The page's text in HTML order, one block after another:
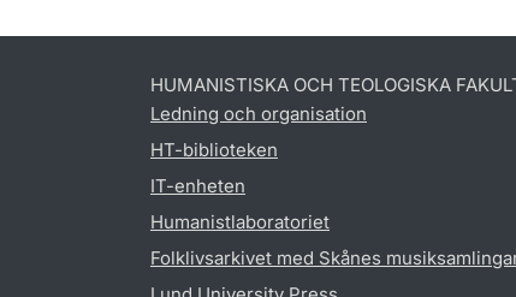
HUMANISTISKA OCH TEOLOGISKA
Ledning och organisation
HT-biblioteken
IT-enheten
Humanistlaboratoriet
Folklivsarkivet med Skånes